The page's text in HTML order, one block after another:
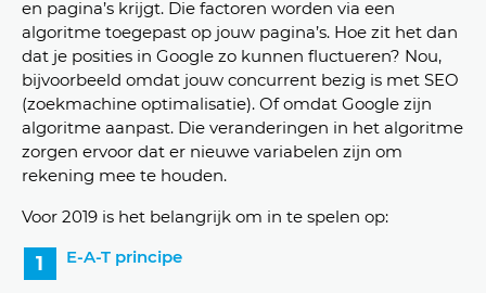
en pagina’s krijgt. Die factoren worden via een
algoritme toegepast op jouw pagina’s. Hoe zit het dan
dat je posities in Google zo kunnen fluctueren? Nou,
bijvoorbeeld omdat jouw concurrent bezig is met SEO
(zoekmachine optimalisatie). Of omdat Google zijn
algoritme aanpast. Die veranderingen in het algoritme
zorgen ervoor dat er nieuwe variabelen zijn om
rekening mee te houden.
Voor 2019 is het belangrijk om in te spelen op:
E-A-T principe